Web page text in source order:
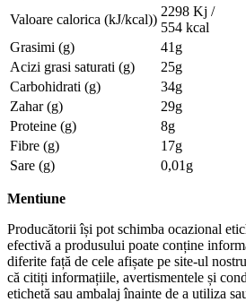
Valoare calorica (kJ/kcal))
2298 Kj /
554 kcal
Grasimi (g)
41g
Acizi grasi saturati (g)
25g
Carbohidrati (g)
34g
Zahar (g)
29g
Proteine (g)
8g
Fibre (g)
17g
Sare (g)
0,01g
Mentiune
Producătorii își pot schimba ocazional
efectivă a produsului poate conține
diferite față de cele afișate pe site-ul
că citiți informațiile, avertismentele și
etichetă sau ambalaj înainte de a utiliza